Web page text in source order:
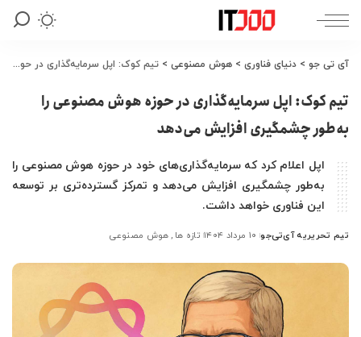
آی تی جو > دنیای فناوری > هوش مصنوعی > تیم کوک: اپل سرمایه‌گذاری در حوزه هوش مصنوعی را به‌طور چشمگیری افزایش می‌دهد
تیم کوک: اپل سرمایه‌گذاری در حوزه هوش مصنوعی را
به‌طور چشمگیری افزایش می‌دهد
اپل اعلام کرد که سرمایه‌گذاری‌های خود در حوزه هوش مصنوعی را
به‌طور چشمگیری افزایش می‌دهد و تمرکز گسترده‌تری بر توسعه
این فناوری خواهد داشت.
ارسال
توسط
تیم تحریریه آی‌تی‌جو ۱۰ مرداد ۱۴۰۴ تازه ها هوش مصنوعی